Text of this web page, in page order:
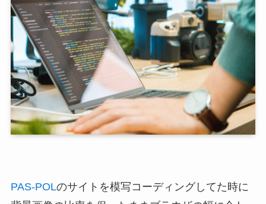
PAS-POLのサイトを模写コーディングしてた時に